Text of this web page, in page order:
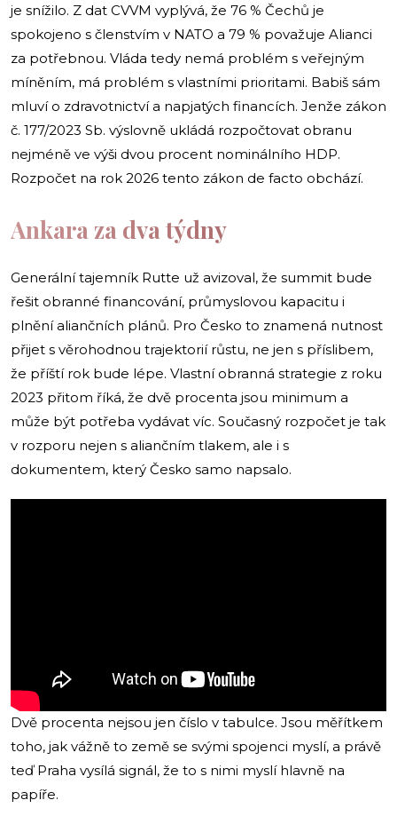
je snížilo. Z dat CVVM vyplývá, že 76 % Čechů je
spokojeno s členstvím v NATO a 79 % považuje Alianci
za potřebnou. Vláda tedy nemá problém s veřejným
míněním, má problém s vlastními prioritami. Babiš sám
mluví o zdravotnictví a napjatých financích. Jenže zákon
č. 177/2023 Sb. výslovně ukládá rozpočtovat obranu
nejméně ve výši dvou procent nominálního HDP.
Rozpočet na rok 2026 tento zákon de facto obchází.
Ankara za dva týdny
Generální tajemník Rutte už avizoval, že summit bude
řešit obranné financování, průmyslovou kapacitu i
plnění aliančních plánů. Pro Česko to znamená nutnost
přijet s věrohodnou trajektorií růstu, ne jen s příslibem,
že příští rok bude lépe. Vlastní obranná strategie z roku
2023 přitom říká, že dvě procenta jsou minimum a
může být potřeba vydávat víc. Současný rozpočet je tak
v rozporu nejen s aliančním tlakem, ale i s
dokumentem, který Česko samo napsalo.
Dvě procenta nejsou jen číslo v tabulce. Jsou měřítkem
toho, jak vážně to země se svými spojenci myslí, a právě
teď Praha vysílá signál, že to s nimi myslí hlavně na
papíře.